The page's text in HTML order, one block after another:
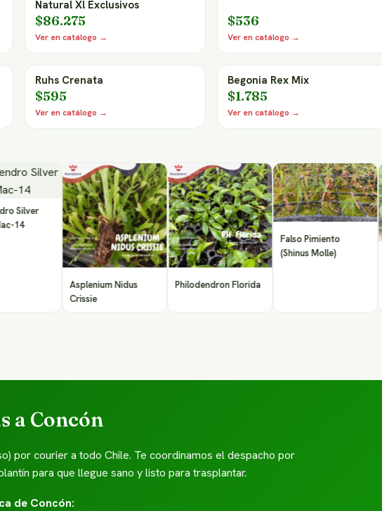
Natural Xl Exclusivos
$86.275
Ver en catálogo →
$536
Ver en catálogo →
Ruhs Crenata
$595
Ver en catálogo →
Begonia Rex Mix
$1.785
Ver en catálogo →
Asplenium Nidus
Crissie
Philodendron Florida
Falso Pimiento
(Shinus Molle)
a Concón
por courier a todo Chile. Te coordinamos el despacho por
para que llegue sano y listo para trasplantar.
de Concón: